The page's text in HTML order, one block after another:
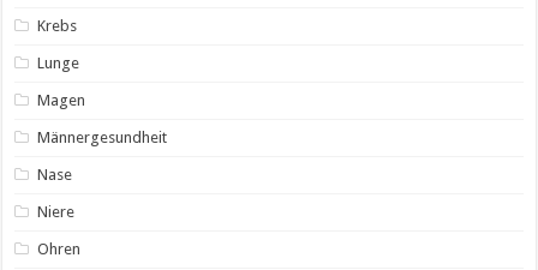
Krebs
Lunge
Magen
Männergesundheit
Nase
Niere
Ohren